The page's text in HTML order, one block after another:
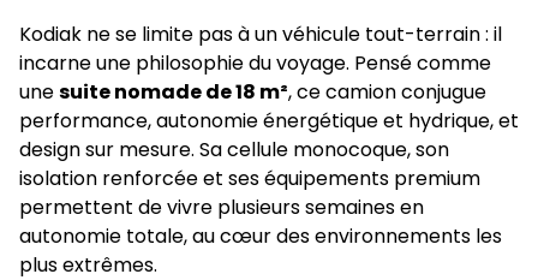
Kodiak ne se limite pas à un véhicule tout-terrain : il
incarne une philosophie du voyage. Pensé comme
unesuite nomade de 18 m², ce camion conjugue
performance, autonomie énergétique et hydrique, et
design sur mesure. Sa cellule monocoque, son
isolation renforcée et ses équipements premium
permettent de vivre plusieurs semaines en
autonomie totale, au cœur des environnements les
plus extrêmes.